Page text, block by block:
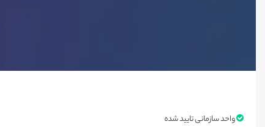
واحد سازمانی تایید شده